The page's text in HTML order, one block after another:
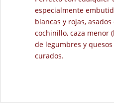
especialmente
blancas y rojas,
cochinillo, caza menor
de legumbres y
curados.